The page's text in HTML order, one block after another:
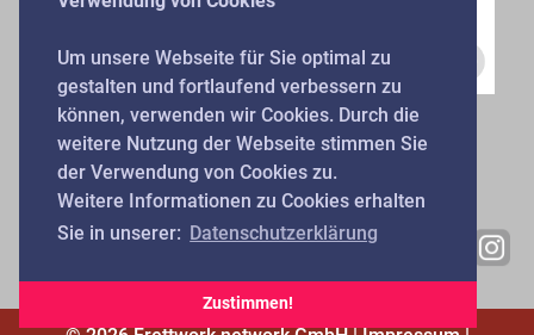
Um unsere Webseite für Sie optimal zu
gestalten und fortlaufend verbessern zu
können, verwenden wir Cookies. Durch die
weitere Nutzung der Webseite stimmen Sie
der Verwendung von Cookies zu.
Weitere Informationen zu Cookies erhalten
Sie in unserer: Datenschutzerklärung
Zustimmen!
REFERENZEN